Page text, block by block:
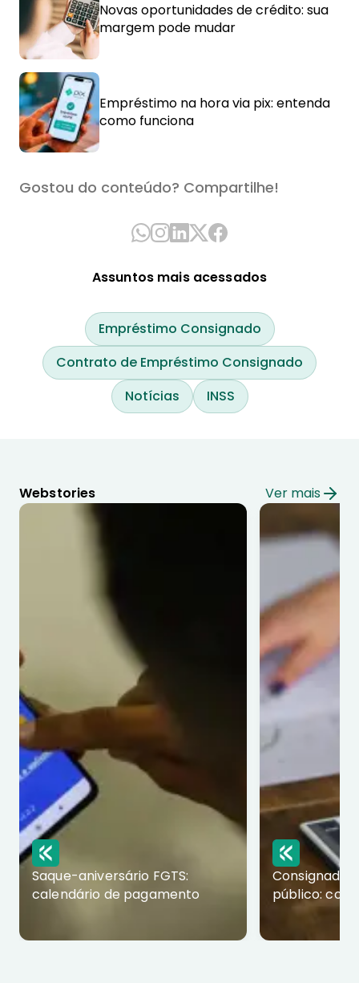
Novas oportunidades de crédito: sua
margem pode mudar
Empréstimo na hora via pix: entenda
como funciona
Gostou do conteúdo? Compartilhe!
Assuntos mais acessados
Empréstimo Consignado
Contrato de Empréstimo Consignado
Notícias
INSS
Webstories Ver mais
Saque-aniversário FGTS:
calendário de pagamento
Consignado
público: